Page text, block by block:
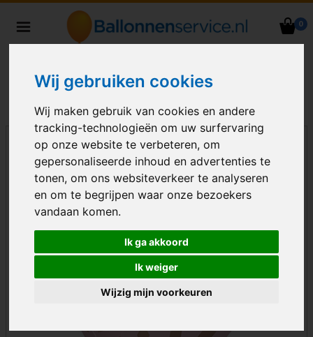
Wij gebruiken cookies
Wij maken gebruik van cookies en andere
tracking-technologieën om uw surfervaring
op onze website te verbeteren, om
gepersonaliseerde inhoud en advertenties te
tonen, om ons websiteverkeer te analyseren
en om te begrijpen waar onze bezoekers
vandaan komen.
Ik ga akkoord
Ik weiger
Wijzig mijn voorkeuren
0
Nederland